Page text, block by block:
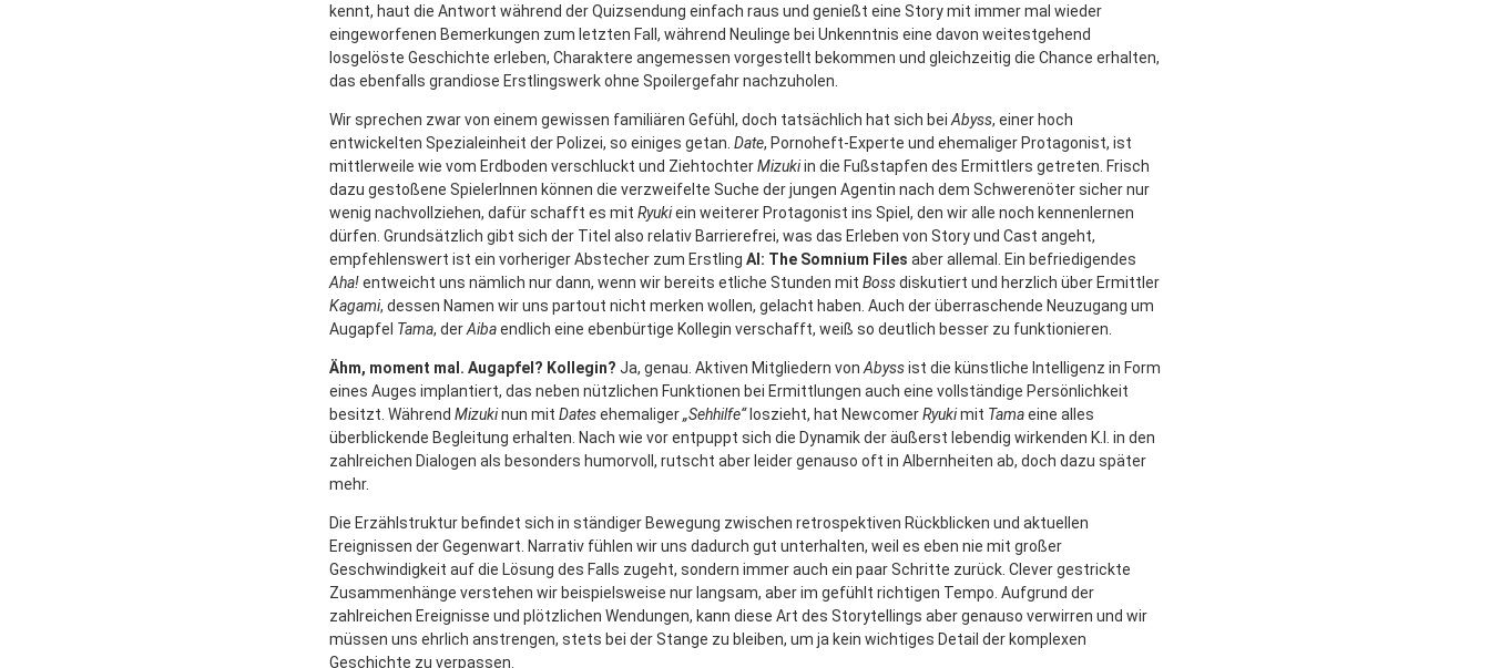
kennt, haut die Antwort während der Quizsendung einfach raus und genießt eine Story mit immer mal wieder
eingeworfenen Bemerkungen zum letzten Fall, während Neulinge bei Unkenntnis eine davon weitestgehend
losgelöste Geschichte erleben, Charaktere angemessen vorgestellt bekommen und gleichzeitig die Chance erhalten,
das ebenfalls grandiose Erstlingswerk ohne Spoilergefahr nachzuholen.
Wir sprechen zwar von einem gewissen familiären Gefühl, doch tatsächlich hat sich bei Abyss, einer hoch
entwickelten Spezialeinheit der Polizei, so einiges getan. Date, Pornoheft-Experte und ehemaliger Protagonist, ist
mittlerweile wie vom Erdboden verschluckt und ZiehtochterMizukiin die Fußstapfen des Ermittlers getreten. Frisch
dazu gestoßene SpielerInnen können die verzweifelte Suche der jungen Agentin nach dem Schwerenöter sicher nur
wenig nachvollziehen, dafür schafft es mit Ryukiein weiterer Protagonist ins Spiel, den wir alle noch kennenlernen
dürfen. Grundsätzlich gibt sich der Titel also relativ Barrierefrei, was das Erleben von Story und Cast angeht,
empfehlenswert ist ein vorheriger Abstecher zum Erstling AI: The Somnium Files aber allemal. Ein befriedigendes
Aha!entweicht uns nämlich nur dann, wenn wir bereits etliche Stunden mit Bossdiskutiert und herzlich über Ermittler
Kagami, dessen Namen wir uns partout nicht merken wollen, gelacht haben. Auch der überraschende Neuzugang um
Augapfel Tama, derAibaendlich eine ebenbürtige Kollegin verschafft, weiß so deutlich besser zu funktionieren.
Ähm, moment mal. Augapfel? Kollegin? Ja, genau. Aktiven Mitgliedern von Abyssist die künstliche Intelligenz in Form
eines Auges implantiert, das neben nützlichen Funktionen bei Ermittlungen auch eine vollständige Persönlichkeit
besitzt. Während Mizukinun mit Datesehemaliger„Sehhilfe“loszieht, hat NewcomerRyukimit Tamaeine alles
überblickende Begleitung erhalten. Nach wie vor entpuppt sich die Dynamik der äußerst lebendig wirkenden K.I. in den
zahlreichen Dialogen als besonders humorvoll, rutscht aber leider genauso oft in Albernheiten ab, doch dazu später
mehr.
Die Erzählstruktur befindet sich in ständiger Bewegung zwischen retrospektiven Rückblicken und aktuellen
Ereignissen der Gegenwart. Narrativ fühlen wir uns dadurch gut unterhalten, weil es eben nie mit großer
Geschwindigkeit auf die Lösung des Falls zugeht, sondern immer auch ein paar Schritte zurück. Clever gestrickte
Zusammenhänge verstehen wir beispielsweise nur langsam, aber im gefühlt richtigen Tempo. Aufgrund der
zahlreichen Ereignisse und plötzlichen Wendungen, kann diese Art des Storytellings aber genauso verwirren und wir
müssen uns ehrlich anstrengen, stets bei der Stange zu bleiben, um ja kein wichtiges Detail der komplexen
Geschichte zu verpassen.